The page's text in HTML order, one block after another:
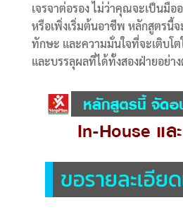
เจรจาต่อรอง ไม่ว่าคุณจะเป็นมื
หรือเพิ่งเริ่มต้นอาชีพ หลักสูตรนี้
ทักษะ และความมั่นใจที่จะเติบโ
และบรรลุผลที่ได้ทั้งสองฝ่ายอย่าง